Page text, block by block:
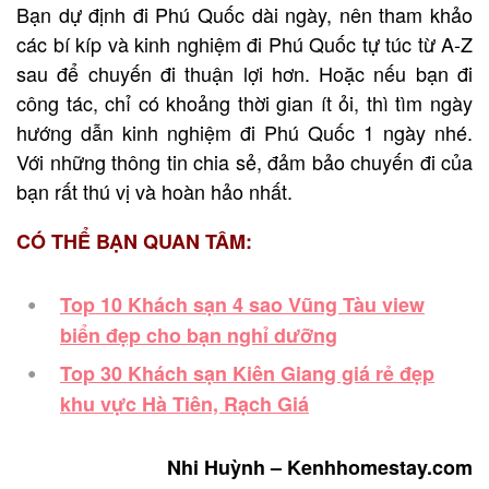
Bạn dự định đi Phú Quốc dài ngày, nên tham khảo
các bí kíp và kinh nghiệm đi Phú Quốc tự túc từ A-Z
sau để chuyến đi thuận lợi hơn. Hoặc nếu bạn đi
công tác, chỉ có khoảng thời gian ít ỏi, thì tìm ngày
hướng dẫn kinh nghiệm đi Phú Quốc 1 ngày nhé.
Với những thông tin chia sẻ, đảm bảo chuyến đi của
bạn rất thú vị và hoàn hảo nhất.
CÓ THỂ BẠN QUAN TÂM:
Top 10 Khách sạn 4 sao Vũng Tàu view
biển đẹp cho bạn nghỉ dưỡng
Top 30 Khách sạn Kiên Giang giá rẻ đẹp
khu vực Hà Tiên, Rạch Giá
Nhi Huỳnh – Kenhhomestay.com